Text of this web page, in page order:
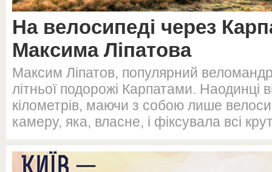
На велосипеді через
Максима Ліпатова
Максим Ліпатов, популярний
літньої подорожі Карпатами. Наодинці
кілометрів, маючи з собою лише
камеру, яка, власне, і фіксувала всі